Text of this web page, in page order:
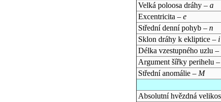
Velká poloosa dráhy – a
Excentricita – e
Střední denní pohyb – n
Sklon dráhy k ekliptice – i
Délka vzestupného uzlu –
Argument šířky perihelu
Střední anomálie – M
Absolutní hvězdná